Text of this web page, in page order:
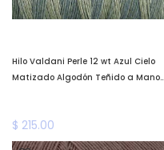
Hilo Valdani Perle 12 wt Azul Cielo
Matizado Algodón Teñido a Mano
$ 215.00